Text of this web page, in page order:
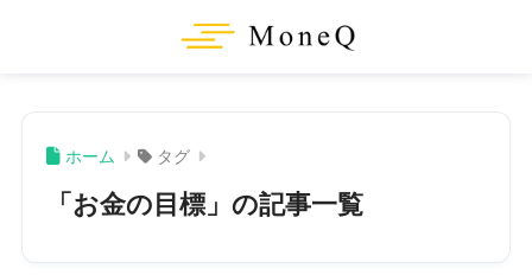
ホーム タグ
「お金の目標」の記事一覧